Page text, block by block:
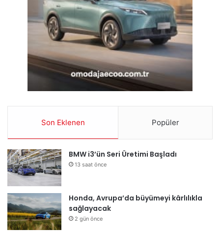
Son Eklenen Popüler
BMW i3’ün Seri Üretimi Başladı
13 saat önce
Honda, Avrupa’da büyümeyi kârlılıkla
sağlayacak
2 gün önce